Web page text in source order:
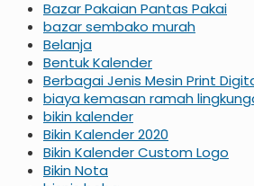
Bazar Pakaian Pantas Pakai
bazar sembako murah
Belanja
Bentuk Kalender
Berbagai Jenis Mesin Print
biaya kemasan ramah
bikin kalender
Bikin Kalender 2020
Bikin Kalender Custom Logo
Bikin Nota